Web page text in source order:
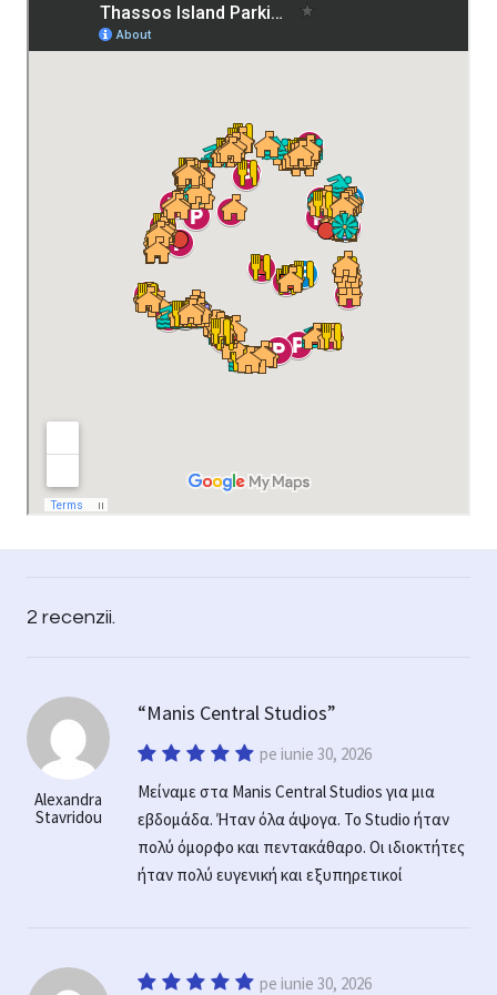
2 recenzii.
Alexandra
Stavridou
Manis Central Studios
pe iunie 30, 2026
Μείναμε στα Manis Central Studios για μια
εβδομάδα. Ήταν όλα άψογα. Το Studio ήταν
πολύ όμορφο και πεντακάθαρο. Οι ιδιοκτήτες
ήταν πολύ ευγενική και εξυπηρετικοί
pe iunie 30, 2026